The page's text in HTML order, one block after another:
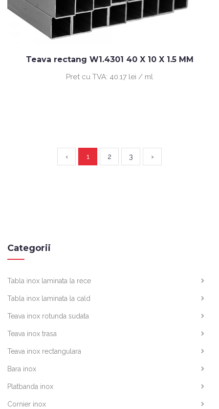
Teava rectang W1.4301 40 X 10 X 1.5 MM
Pret cu TVA: 40.17 lei / ml
‹ 1 2 3 ›
Categorii
Tabla inox laminata la rece
Tabla inox laminata la cald
Teava inox rotunda sudata
Teava inox trasa
Teava inox rectangulara
Bara inox
Platbanda inox
Cornier inox